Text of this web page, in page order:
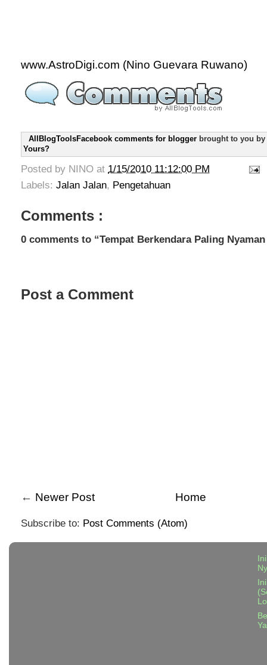
www.AstroDigi.com (Nino Guevara Ruwano)
AllBlogToolsFacebook comments for blogger brought to you by
Yours?
Posted by NINO at 1/15/2010 11:12:00 PM
Labels: Jalan Jalan, Pengetahuan
Comments :
0 comments to “Tempat Berkendara Paling
Post a Comment
← Newer Post Home
Subscribe to: Post Comments (Atom)